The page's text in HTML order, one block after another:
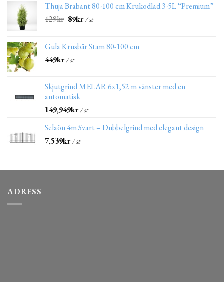
Thuja Brabant 80-100 cm Krukodlad 3-5L “Premium”
129kr 89kr/ st
Gula Krusbär Stam 80-100 cm
449kr/ st
Skjutgrind MELAR 6x1,52 m vänster med en
automatisk
149,949kr/ st
Selaön 4m Svart – Dubbelgrind med elegant design
7,539kr/ st
ADRESS